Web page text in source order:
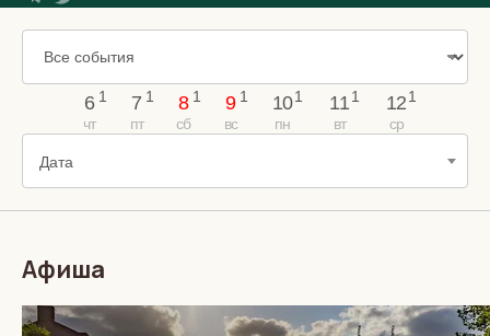
6 7 8 9 10 11 12
Дата
Афиша